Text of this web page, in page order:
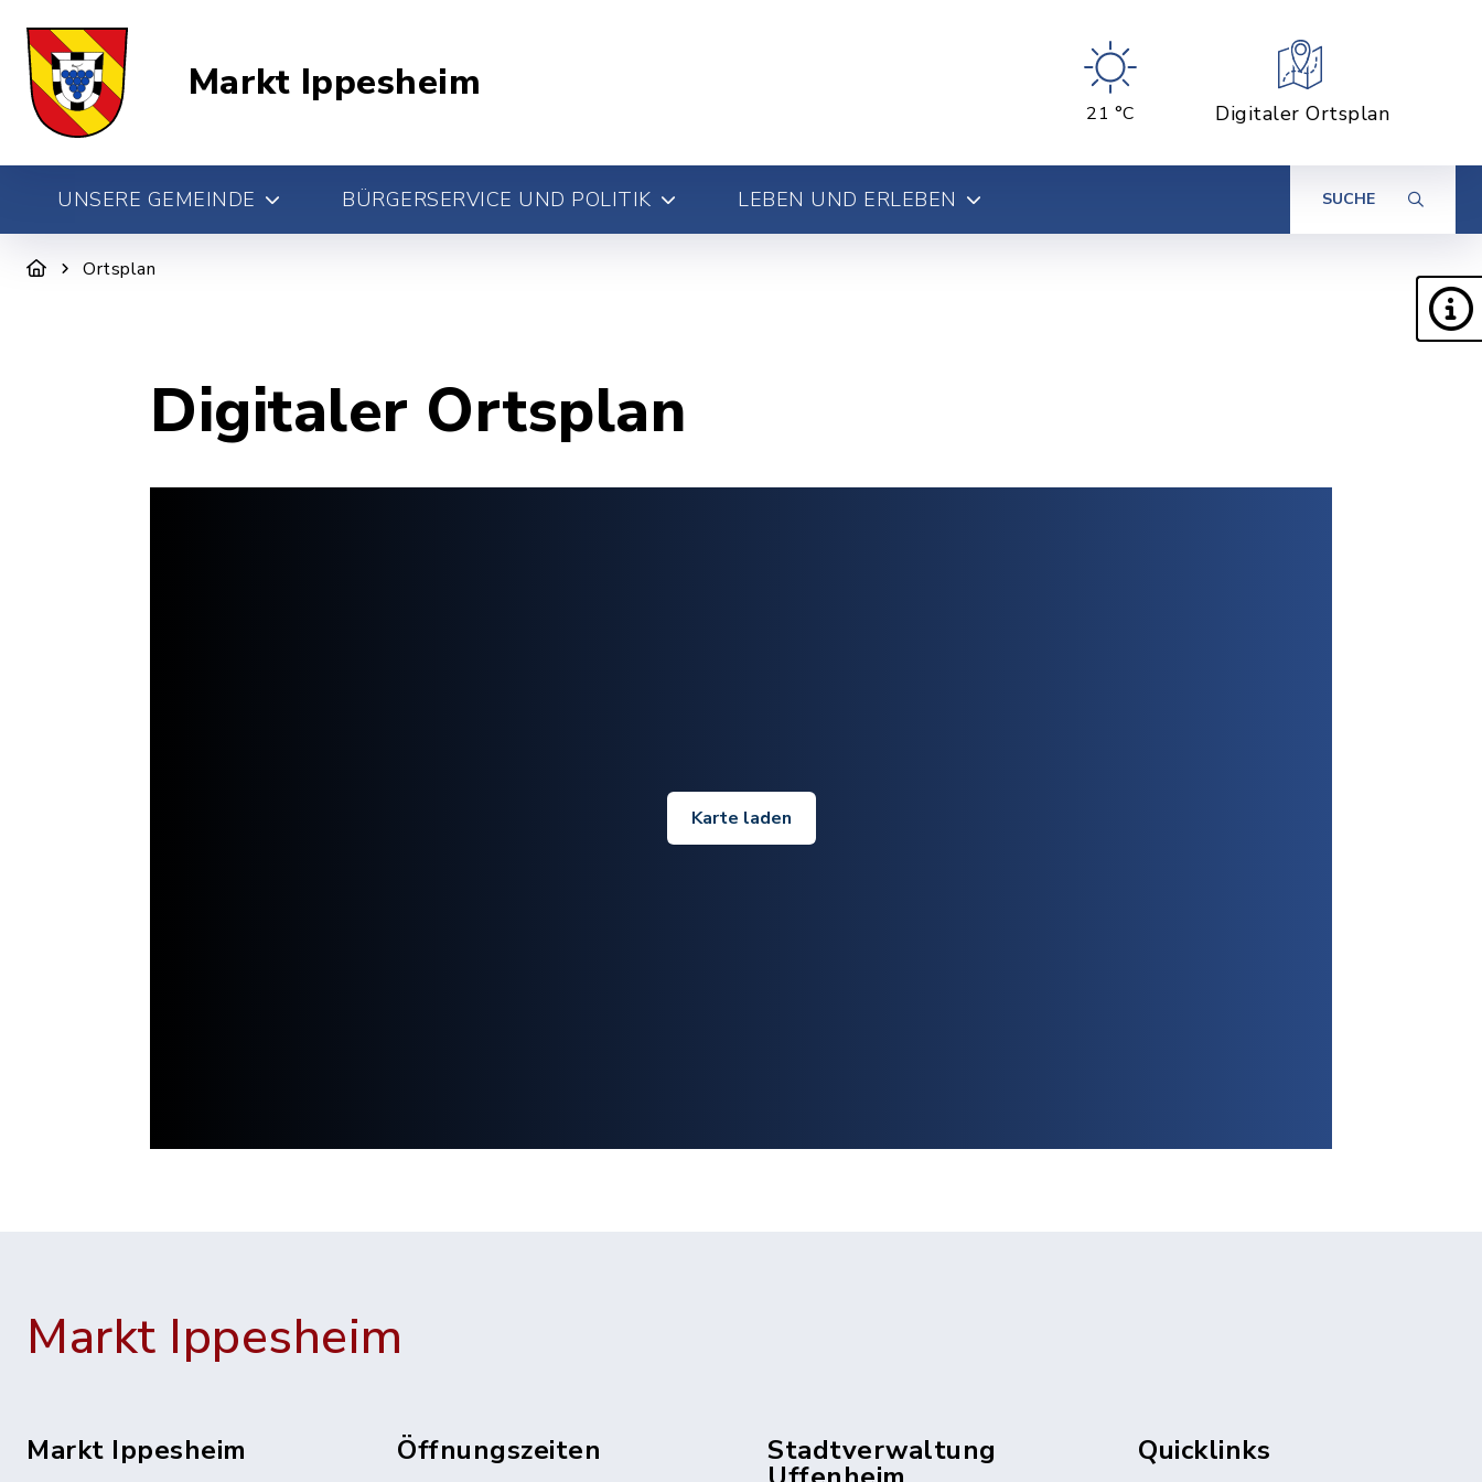
Markt Ippesheim
21 °C Digitaler Ortsplan
UNSERE GEMEINDE BÜRGERSERVICE UND POLITIK LEBEN UND ERLEBEN SUCHE
Ortsplan
Digitaler Ortsplan
Karte laden
Markt Ippesheim
Markt Ippesheim Öffnungszeiten Stadtverwaltung Quicklinks